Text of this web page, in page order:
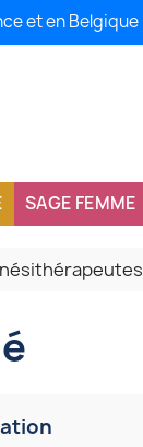
et en Belgique
SAGE FEMME